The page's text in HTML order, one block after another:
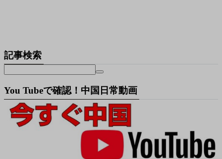
記事検索
You Tubeで確認！中国日常動画